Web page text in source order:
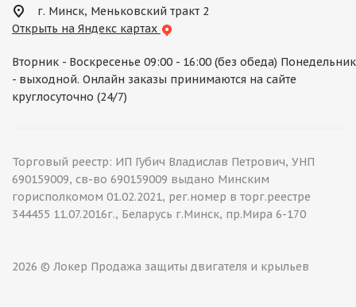
г. Минск, Меньковский тракт 2
Открыть на Яндекс картах
Вторник - Воскресенье 09:00 - 16:00 (без обеда) Понедельник
- выходной. Онлайн заказы принимаются на сайте
круглосуточно (24/7)
Торговый реестр: ИП Губич Владислав Петрович, УНП
690159009, св-во 690159009 выдано Минским
горисполкомом 01.02.2021, рег.номер в торг.реестре
344455 11.07.2016г., Беларусь г.Минск, пр.Мира 6-170
2026 © Локер Продажа защиты двигателя и крыльев